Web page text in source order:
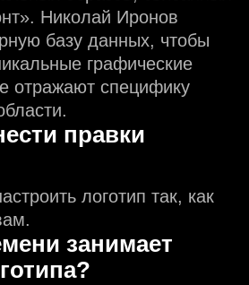
Николай Иронов
базу данных, чтобы
графические
отражают специфику
правки
логотип так, как
занимает